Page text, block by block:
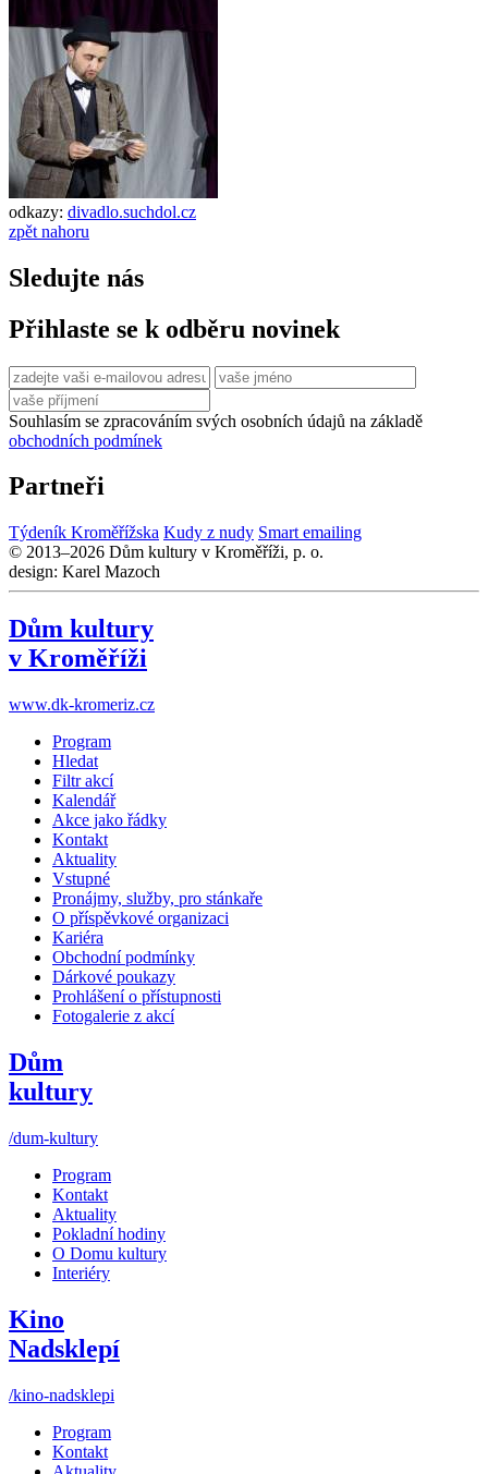
odkazy: divadlo.suchdol.cz
zpět nahoru
Sledujte nás
Přihlaste se k odběru novinek
Souhlasím se zpracováním svých osobních údajů na základě
obchodních podmínek
Partneři
Týdeník Kroměřížska Kudy z nudy Smart emailing
© 2013–2026 Dům kultury v Kroměříži, p. o.
design: Karel Mazoch
Dům kultury
v Kroměříži
www.dk-kromeriz.cz
Program
Hledat
Filtr akcí
Kalendář
Akce jako řádky
Kontakt
Aktuality
Vstupné
Pronájmy, služby, pro stánkaře
O příspěvkové organizaci
Kariéra
Obchodní podmínky
Dárkové poukazy
Prohlášení o přístupnosti
Fotogalerie z akcí
Dům
kultury
/dum-kultury
Program
Kontakt
Aktuality
Pokladní hodiny
O Domu kultury
Interiéry
Kino
Nadsklepí
/kino-nadsklepi
Program
Kontakt